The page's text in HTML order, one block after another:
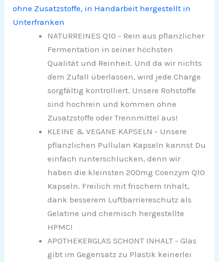
ohne Zusatzstoffe, in Handarbeit hergestellt in
Unterfranken
NATURREINES Q10 - Rein aus pflanzlicher
Fermentation in seiner höchsten
Qualität und Reinheit. Und da wir nichts
dem Zufall überlassen, wird jede Charge
sorgfältig kontrolliert. Unsere Rohstoffe
sind hochrein und kommen ohne
Zusatzstoffe oder Trennmittel aus!
KLEINE & VEGANE KAPSELN - Unsere
pflanzlichen Pullulan Kapseln kannst Du
einfach runterschlucken, denn wir
haben die kleinsten 200mg Coenzym Q10
Kapseln. Freilich mit frischem Inhalt,
dank besserem Luftbarriereschutz als
Gelatine und chemisch hergestellte
HPMC!
APOTHEKERGLAS SCHONT INHALT - Glas
gibt im Gegensatz zu Plastik keinerlei